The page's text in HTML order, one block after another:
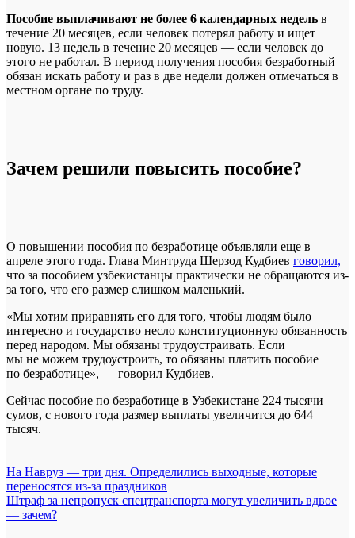
Пособие выплачивают не более 6 календарных недель в
течение 20 месяцев, если человек потерял работу и ищет
новую. 13 недель в течение 20 месяцев — если человек до
этого не работал. В период получения пособия безработный
обязан искать работу и раз в две недели должен отмечаться в
местном органе по труду.
Зачем решили повысить пособие?
О повышении пособия по безработице объявляли еще в
апреле этого года. Глава Минтруда Шерзод Кудбиев говорил,
что за пособием узбекистанцы практически не обращаются из-
за того, что его размер слишком маленький.
«Мы хотим приравнять его для того, чтобы людям было
интересно и государство несло конституционную обязанность
перед народом. Мы обязаны трудоустраивать. Если
мы не можем трудоустроить, то обязаны платить пособие
по безработице», — говорил Кудбиев.
Сейчас пособие по безработице в Узбекистане 224 тысячи
сумов, с нового года размер выплаты увеличится до 644
тысяч.
Навигация
по
записям
На Навруз — три дня. Определились выходные, которые
переносятся из-за праздников
Штраф за непропуск спецтранспорта могут увеличить вдвое
— зачем?